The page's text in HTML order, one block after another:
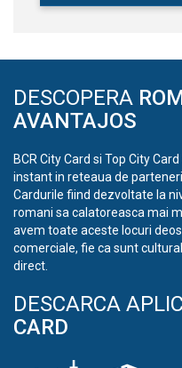
DESCOPERA
AVANTAJOS
BCR City Card si Top City
instant in reteaua de
Cardurile fiind dezvoltate la
romani sa calatoreasca mai
avem toate aceste locuri
comerciale, fie ca sunt
direct.
DESCARCA
CARD